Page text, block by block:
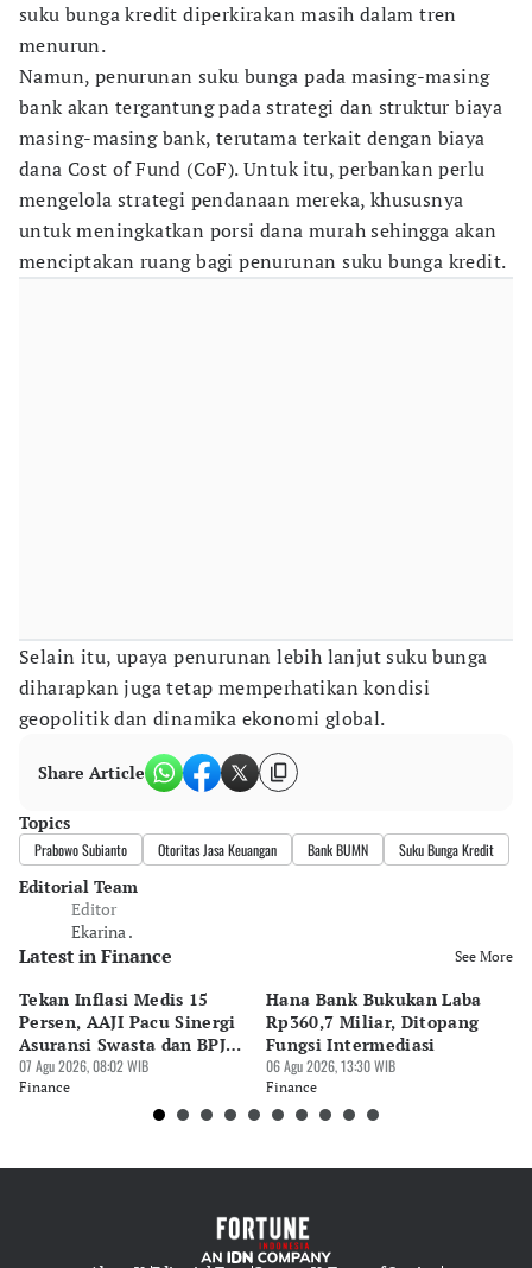
suku bunga kredit diperkirakan masih dalam tren
menurun.
Namun, penurunan suku bunga pada masing-masing
bank akan tergantung pada strategi dan struktur biaya
masing-masing bank, terutama terkait dengan biaya
dana Cost of Fund (CoF). Untuk itu, perbankan perlu
mengelola strategi pendanaan mereka, khususnya
untuk meningkatkan porsi dana murah sehingga akan
menciptakan ruang bagi penurunan suku bunga kredit.
Selain itu, upaya penurunan lebih lanjut suku bunga
diharapkan juga tetap memperhatikan kondisi
geopolitik dan dinamika ekonomi global.
Share Article
Topics
Prabowo Subianto Otoritas Jasa Keuangan Bank BUMN Suku Bunga Kredit
Editorial Team
Editor
Ekarina .
Latest in Finance See More
Tekan Inflasi Medis 15
Persen, AAJI Pacu Sinergi
Asuransi Swasta dan BPJS
Kesehatan
07 Agu 2026, 08:02 WIB
Finance
Hana Bank Bukukan Laba
Rp360,7 Miliar, Ditopang
Fungsi Intermediasi
06 Agu 2026, 13:30 WIB
Finance